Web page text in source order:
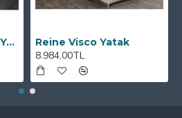
Aspendos HRS Çelik Yaylı Yatak Reine Visco Yatak
8.984,00TL